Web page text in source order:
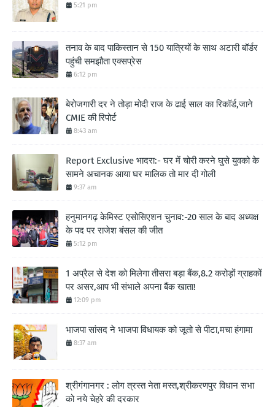
5:21 pm
तनाव के बाद पाकिस्तान से 150 यात्रियों के साथ अटारी बॉर्डर
पहुंची समझौता एक्सप्रेस
6:12 pm
बेरोजगारी दर ने तोड़ा मोदी राज के ढाई साल का रिकॉर्ड,जाने
CMIE की रिपोर्ट
8:43 am
Report Exclusive भादरा:- घर में चोरी करने घुसे युवको के
सामने अचानक आया घर मालिक तो मार दी गोली
9:37 am
हनुमानगढ़ केमिस्ट एसोसिएशन चुनाव:-20 साल के बाद अध्यक्ष
के पद पर राजेश बंसल की जीत
5:12 pm
1 अप्रैल से देश को मिलेगा तीसरा बड़ा बैंक,8.2 करोड़ों ग्राहकों
पर असर,आप भी संभाले अपना बैंक खाता!
12:09 pm
भाजपा सांसद ने भाजपा विधायक को जूतो से पीटा,मचा हंगामा
8:37 am
श्रीगंगानगर : लोग त्रस्त नेता मस्त,श्रीकरणपुर विधान सभा
को नये चेहरे की दरकार